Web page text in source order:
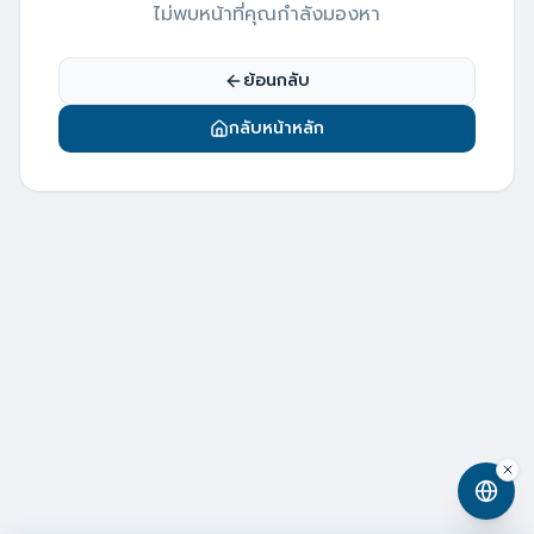
ไม่พบหน้าที่คุณกำลังมองหา
ย้อนกลับ
กลับหน้าหลัก